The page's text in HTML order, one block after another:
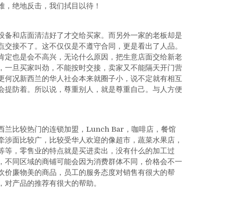
绝地反击，我们拭目以待！
备和店面清洁好了才交给买家。而另外一家的老板却是
接不了。这不仅仅是不遵守合同，更是看出了人品。
也是会不高兴，无论什么原因，把生意店面交给新老
旦买家叫劲，不能按时交接，卖家又不能隔天开门营
况新西兰的华人社会本来就圈子小，说不定就有相互
防着。所以说，尊重别人，就是尊重自己。与人方便
兰比较热门的连锁加盟，Lunch Bar，咖啡店，餐馆
面比较广，比较受华人欢迎的像超市，蔬菜水果店，
，零售业的特点就是买进卖出，没有什么的加工过
同区域的商铺可能会因为消费群体不同，价格会不一
廉物美的商品，员工的服务态度对销售有很大的帮
产品的推荐有很大的帮助。